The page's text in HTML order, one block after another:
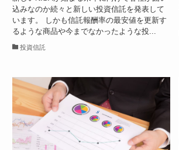
込みなのか続々と新しい投資信託を発表して
います。 しかも信託報酬率の最安値を更新す
るような商品や今までなかったような投...
投資信託